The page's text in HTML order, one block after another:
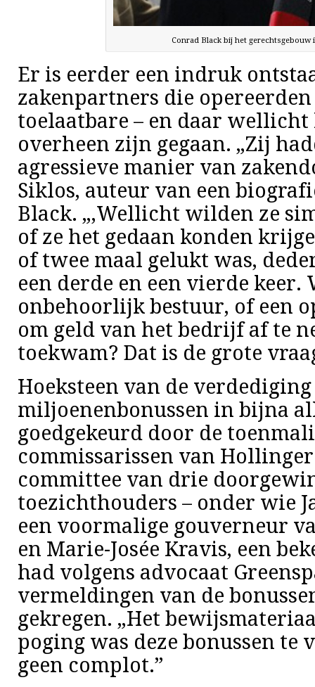
Conrad Black bij het gerechtsgebouw
Er is eerder een indruk
zakenpartners die
toelaatbare – en daar
overheen zijn gegaan. „Zij
agressieve manier van
Siklos, auteur van een
Black. „,Wellicht wilden ze
of ze het gedaan konden
of twee maal gelukt was,
een derde en een vierde keer.
onbehoorlijk bestuur, of een
om geld van het bedrijf af te
toekwam? Dat is de grote
Hoeksteen van de
miljoenenbonussen in bijna
goedgekeurd door de
commissarissen van
committee van drie
toezichthouders – onder wie
een voormalige gouverneur
en Marie-Josée Kravis, een
had volgens advocaat
vermeldingen van de
gekregen. „Het
poging was deze bonussen te
geen complot.”